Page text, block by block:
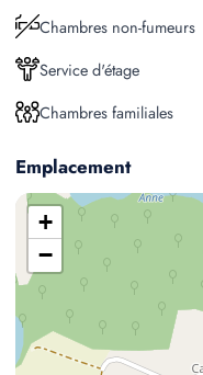
Chambres non-fumeurs
Service d'étage
Chambres familiales
Emplacement
+
−